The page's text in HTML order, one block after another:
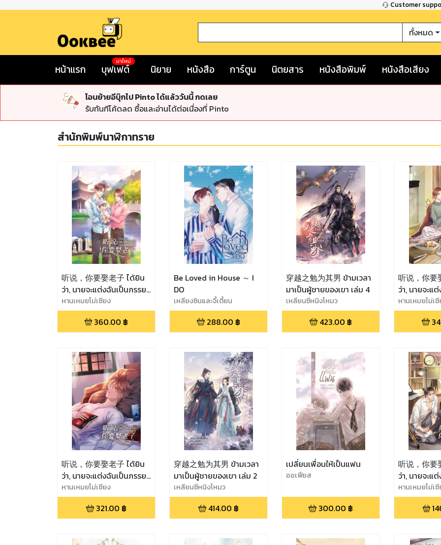
Customer
ทั้งหมด
หน้าแรก บุฟเฟต์
มาใหม่
นิยาย หนังสือ การ์ตูน นิตยสาร หนังสือพิมพ์ หนังสือเสียง
โอนย้ายอีบุ๊กไป Pinto ได้แล้ววันนี้ กดเลย
รับทันทีโค้ดลด ซื้อและอ่านได้ต่อเนื่องที่ Pinto
สำนักพิมพ์นาฬิกาทราย
听说，你要娶老子 ได้ยิน
ว่า, นายจะแต่งฉันเป็นภรรยา
เล่ม 4
หานเหมยโม่เซียง
360.00 ฿
Be Loved in House ～ I
DO
เหลียงซินและจี้เตี้ยน
288.00 ฿
穿越之勉为其男 ข้ามเวลา
มาเป็นผู้ชายของเขา เล่ม 4
เหลียนซีหนิงโหมว
423.00 ฿
听说，你要
ว่า, นายจะแ
เล่ม 3
หานเหมยโม่เ
听说，你要娶老子 ได้ยิน
ว่า, นายจะแต่งฉันเป็นภรรยา
เล่ม 2
หานเหมยโม่เซียง
321.00 ฿
穿越之勉为其男 ข้ามเวลา
มาเป็นผู้ชายของเขา เล่ม 2
เหลียนซีหนิงโหมว
414.00 ฿
เปลี่ยนเพื่อนให้เป็นแฟน
ออเฟียส
300.00 ฿
听说，你要
ว่า, นายจะแ
เล่ม 1
หานเหมยโม่เ